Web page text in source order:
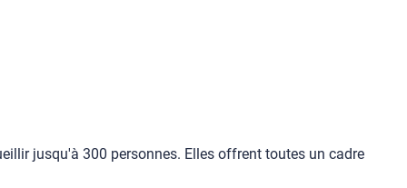
jusqu'à 300 personnes. Elles offrent toutes un cadre